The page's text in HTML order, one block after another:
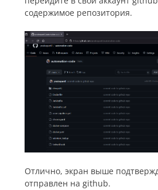
содержимое репозитория.
Отлично, экран выше
отправлен на github.